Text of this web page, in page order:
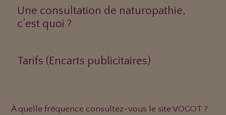
Une consultation de naturopathie,
c’est quoi ?
Tarifs (Encarts publicitaires)
À quelle fréquence consultez-vous le site VOGOT ?